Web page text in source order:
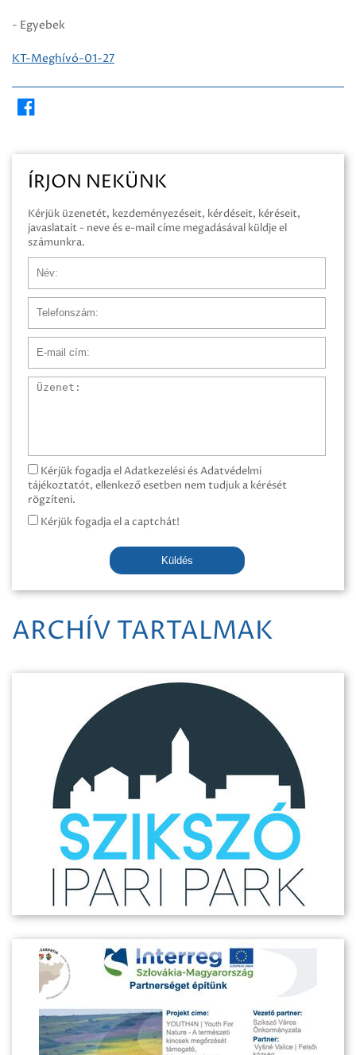
- Egyebek
KT-Meghívó-01-27
ÍRJON NEKÜNK
Kérjük üzenetét, kezdeményezéseit, kérdéseit, kéréseit,
javaslatait - neve és e-mail címe megadásával küldje el
számunkra.
Név
Telefonszám
E-mail cím
Üzenet
Kérjük fogadja el Adatkezelési és Adatvédelmi
tájékoztatót, ellenkező esetben nem tudjuk a kérését
rögzíteni.
Kérjük fogadja el a captchát!
Küldés
ARCHÍV TARTALMAK